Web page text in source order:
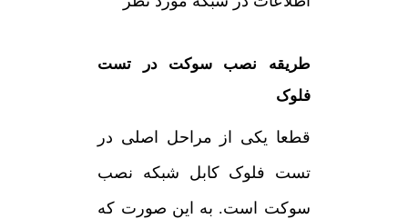
طریقه نصب سوکت در تست
فلوک
قطعا یکی از مراحل اصلی در
تست فلوک کابل شبکه نصب
سوکت است. به این صورت که